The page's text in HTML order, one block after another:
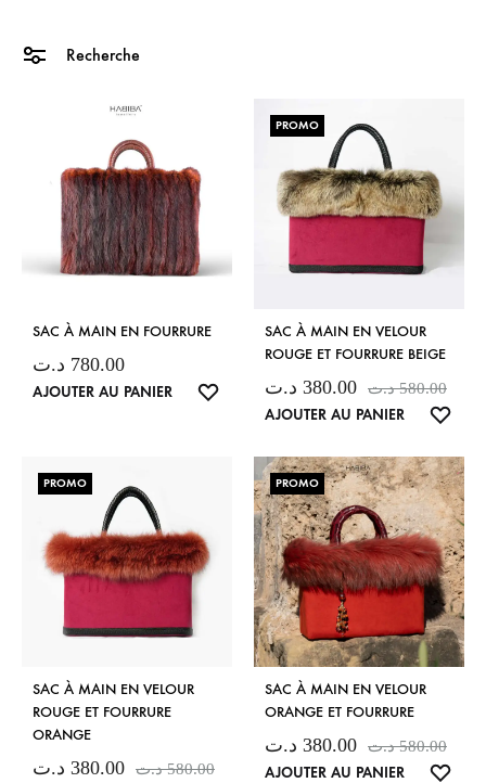
Recherche
SAC À MAIN EN FOURRURE
780.00 د.ت
AJOUTER AU PANIER
PROMO
SAC À MAIN EN VELOUR
ROUGE ET FOURRURE BEIGE
380.00 د.ت 580.00 د.ت
AJOUTER AU PANIER
PROMO
SAC À MAIN EN VELOUR
ROUGE ET FOURRURE
ORANGE
380.00 د.ت 580.00 د.ت
PROMO
SAC À MAIN EN VELOUR
ORANGE ET FOURRURE
380.00 د.ت 580.00 د.ت
AJOUTER AU PANIER